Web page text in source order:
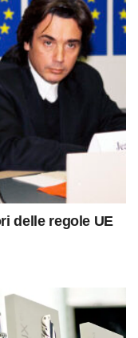
delle regole UE